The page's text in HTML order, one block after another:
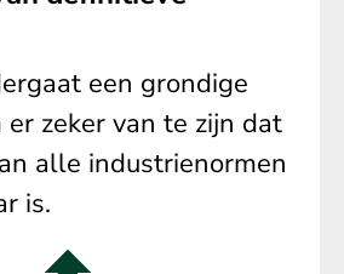
een grondige
er zeker van te zijn dat
alle industrienormen
is.